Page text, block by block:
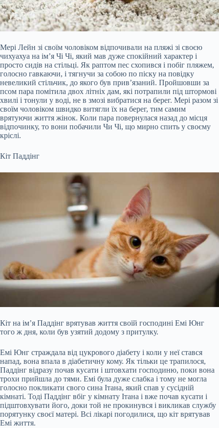
Мері Лейн зі своїм чоловіком відпочивали на пляжі зі своєю
чихуахуа на ім’я Чі Чі, який мав дуже спокійний характер і
просто сидів на стільці. Як раптом пес схопився і побіг пляжем,
голосно гавкаючи, і тягнучи за собою по піску на повідку
невеликий стільчик, до якого був прив’язаний. Пройшовши за
псом пара помітила двох літніх дам, які потрапили під штормові
хвилі і тонули у воді, не в змозі вибратися на берег. Мері разом зі
своїм чоловіком швидко витягли їх на берег, тим самим
врятуючи життя жінок. Коли пара повернулася назад до місця
відпочинку, то вони побачили Чи Чі, що мирно спить у своєму
кріслі.
Кіт Паддінг
Кіт на ім’я Паддінг врятував життя своїй господині Емі Юнг
того ж дня, коли був узятий додому з притулку.
Емі Юнг страждала від цукрового діабету і коли у неї стався
напад, вона впала в діабетичну кому. Як тільки це трапилося,
Паддінг відразу почав кусати і штовхати господиню, поки вона
трохи прийшла до тями. Емі була дуже слабка і тому не могла
голосно покликати свого сина Ітана, який спав у сусідній
кімнаті. Тоді Паддінг вбіг у кімнату Ітана і вже почав кусати і
підштовхувати його, доки той не прокинувся і викликав службу
порятунку своєї матері. Всі лікарі погодилися, що кіт врятував
Емі життя.